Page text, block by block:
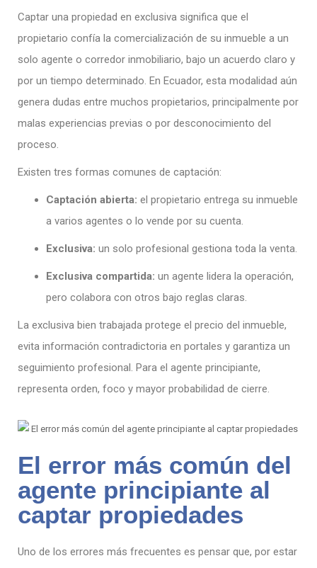
Captar una propiedad en exclusiva significa que el
propietario confía la comercialización de su inmueble a un
solo agente o corredor inmobiliario, bajo un acuerdo claro y
por un tiempo determinado. En Ecuador, esta modalidad aún
genera dudas entre muchos propietarios, principalmente por
malas experiencias previas o por desconocimiento del
proceso.
Existen tres formas comunes de captación:
Captación abierta: el propietario entrega su inmueble
a varios agentes o lo vende por su cuenta.
Exclusiva: un solo profesional gestiona toda la venta.
Exclusiva compartida: un agente lidera la operación,
pero colabora con otros bajo reglas claras.
La exclusiva bien trabajada protege el precio del inmueble,
evita información contradictoria en portales y garantiza un
seguimiento profesional. Para el agente principiante,
representa orden, foco y mayor probabilidad de cierre.
El error más común del
agente principiante al
captar propiedades
Uno de los errores más frecuentes es pensar que, por estar